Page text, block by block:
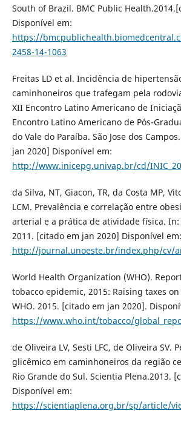
South of Brazil. BMC Public
Disponível em:
https://
2458-14-1063
Freitas LD et al. Incidência de
caminhoneiros que trafegam pela
XII Encontro Latino Americano de
Encontro Latino Americano de Pós-
do Vale do Paraíba. São Jose dos
jan 2020] Disponível em:
http://www.inicepg.univap.br/cd/
da Silva, NT, Giacon, TR, da Costa MP,
LCM. Prevalência e correlação entre
arterial e a prática de atividade física.
2011. [citado em jan 2020] Disponível em:
http://journal.unoeste.br/index.php/cv/
World Health Organization (WHO).
tobacco epidemic, 2015: Raising taxes on
WHO. 2015. [citado em jan 2020].
https://www.who.int/tobacco/
de Oliveira LV, Sesti LFC, de Oliveira SV.
glicêmico em caminhoneiros da região
Rio Grande do Sul. Scientia Plena.2013.
Disponível em:
https://scientiaplena.org.br/sp/article/